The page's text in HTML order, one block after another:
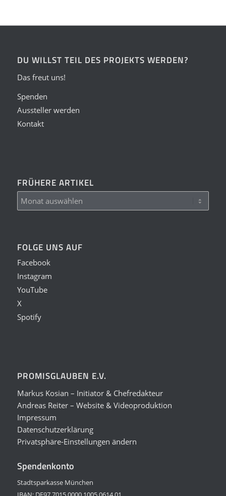
DU WILLST TEIL DES PROJEKTS WERDEN?
Das freut uns!
Spenden
Aussteller werden
Kontakt
FRÜHERE ARTIKEL
FOLGE UNS AUF
Facebook
Instagram
YouTube
X
Spotify
PROMISGLAUBEN E.V.
Markus Kosian – Initiator & Chefredakteur
Andreas Reiter – Website & Videoproduktion
Impressum
Datenschutzerklärung
Privatsphäre-Einstellungen ändern
Spendenkonto
Stadtsparkasse München